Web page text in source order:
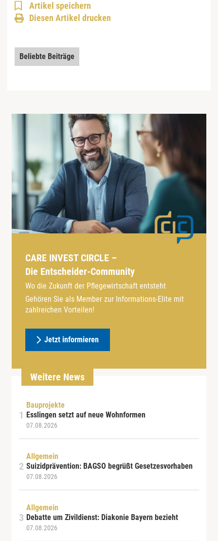
Artikel speichern
Diesen Artikel drucken
Beliebte Beiträge
CARE INVEST CIRCLE –
Die Entscheider-Community
Wo die Zukunft der Pflegewirtschaft entsteht
Gehören Sie als Member zur Informations-Elite mit
zahlreichen Vorteilen!
Jetzt informieren
Weitere News
Bauprojekte
Esslingen setzt auf neue Wohnformen
07.08.2026
Allgemein
Suizidprävention: BAGSO begrüßt Gesetzesvorhaben
07.08.2026
Allgemein
Debatte um Zivildienst: Diakonie Bayern bezieht
07.08.2026